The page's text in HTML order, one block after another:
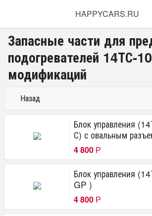
HAPPYCARS.RU
Запасные части для
подогревателей 14ТС-
модификаций
Назад
Блок управления
С) с овальным
4 800 Р
Блок управления
GP )
4 800 Р